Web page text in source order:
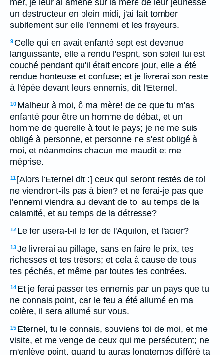
mer, je leur ai amené sur la mère de leur jeunesse
un destructeur en plein midi, j'ai fait tomber
subitement sur elle l'ennemi et les frayeurs.
9 Celle qui en avait enfanté sept est devenue
languissante, elle a rendu l'esprit, son soleil lui est
couché pendant qu'il était encore jour, elle a été
rendue honteuse et confuse; et je livrerai son reste
à l'épée devant leurs ennemis, dit l'Eternel.
10 Malheur à moi, ô ma mère! de ce que tu m'as
enfanté pour être un homme de débat, et un
homme de querelle à tout le pays; je ne me suis
obligé à personne, et personne ne s'est obligé à
moi, et néanmoins chacun me maudit et me
méprise.
11 [Alors l'Eternel dit :] ceux qui seront restés de toi
ne viendront-ils pas à bien? et ne ferai-je pas que
l'ennemi viendra au devant de toi au temps de la
calamité, et au temps de la détresse?
12 Le fer usera-t-il le fer de l'Aquilon, et l'acier?
13Je livrerai au pillage, sans en faire le prix, tes
richesses et tes trésors; et cela à cause de tous
tes péchés, et même par toutes tes contrées.
14 Et je ferai passer tes ennemis par un pays que tu
ne connais point, car le feu a été allumé en ma
colère, il sera allumé sur vous.
15 Eternel, tu le connais, souviens-toi de moi, et me
visite, et me venge de ceux qui me persécutent; ne
m'enlève point, quand tu auras longtemps différé ta